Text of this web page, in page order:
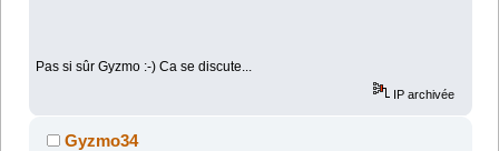
Pas si sûr Gyzmo :-) Ca se discute...
IP archivée
Gyzmo34